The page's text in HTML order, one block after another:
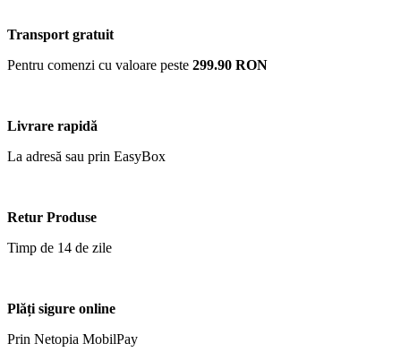
Transport gratuit
Pentru comenzi cu valoare peste 299.90 RON
Livrare rapidă
La adresă sau prin EasyBox
Retur Produse
Timp de 14 de zile
Plăți sigure online
Prin Netopia MobilPay